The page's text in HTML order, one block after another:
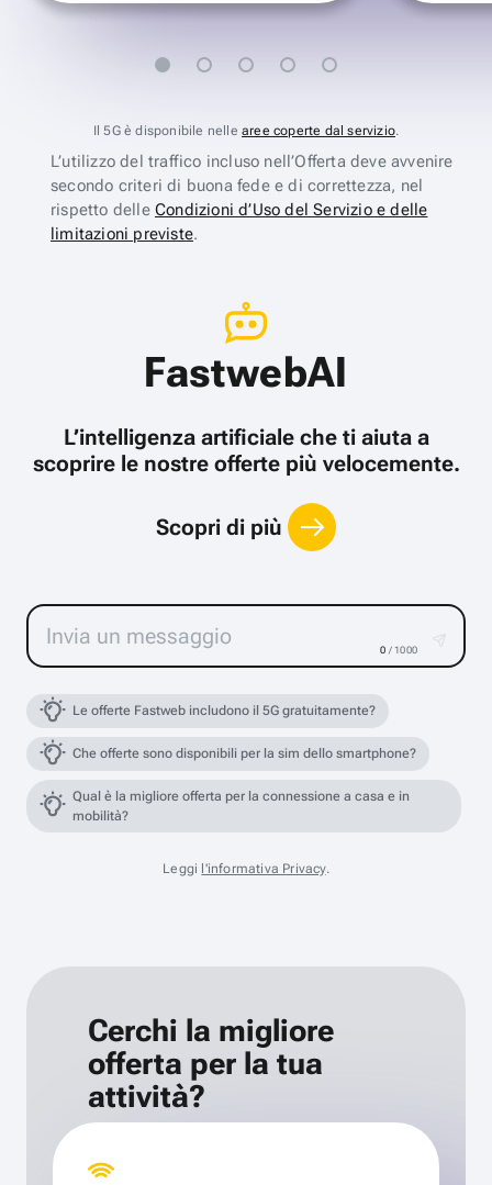
Il 5G è disponibile nelle aree coperte dal servizio.
L’utilizzo del traffico incluso nell’Offerta deve avvenire
secondo criteri di buona fede e di correttezza, nel
rispetto delle Condizioni d’Uso del Servizio e delle
limitazioni previste.
FastwebAI
L’intelligenza artificiale che ti aiuta a
scoprire le nostre offerte più velocemente.
Scopri di più
0 / 1000
Le offerte Fastweb includono il 5G gratuitamente?
Che offerte sono disponibili per la sim dello smartphone?
Qual è la migliore offerta per la connessione a casa e in
mobilità?
Leggi l'informativa Privacy.
Cerchi la migliore
offerta per la tua
attività?